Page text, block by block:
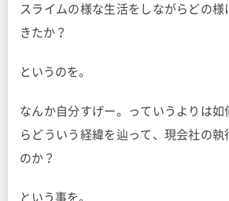
スライムの様な生活をしながらどの様
きたか？
というのを。
なんか自分すげー。っていうよりは
らどういう経緯を辿って、現会社の執
のか？
という事を。